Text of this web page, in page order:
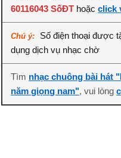
60116043 SốĐT hoặcclick
Chú ý:
Số điện thoại được
dụng dịch vụ nhạc chờ
Tìm nhạc chuông bài hát
năm giọng nam", vui lòng